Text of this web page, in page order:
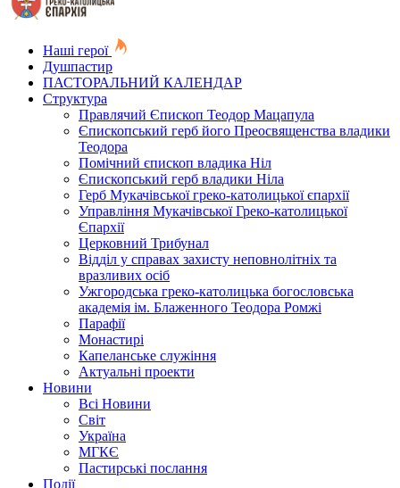
Наші герої
Душпастир
ПАСТОРАЛЬНИЙ КАЛЕНДАР
Структура
Правлячий Єпископ Теодор Мацапула
Єпископський герб його Преосвященства владики
Теодора
Помічний єпископ владика Ніл
Єпископський герб владики Ніла
Герб Мукачівської греко-католицької єпархії
Управління Мукачівської Греко-католицької
Єпархії
Церковний Трибунал
Відділ у справах захисту неповнолітніх та
вразливих осіб
Ужгородська греко-католицька богословська
академія ім. Блаженного Теодора Ромжі
Парафії
Монастирі
Капеланське служіння
Актуальні проекти
Новини
Всі Новини
Світ
Україна
МГКЄ
Пастирські послання
Події